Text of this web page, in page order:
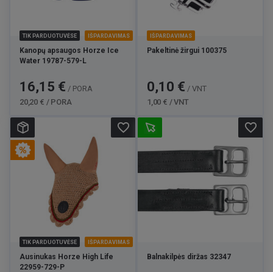
TIK PARDUOTUVĖSE IŠPARDAVIMAS
Kanopų apsaugos Horze Ice
Water 19787-579-L
Kaina
16,15 € / PORA
20,20 € / PORA
IŠPARDAVIMAS
Pakeltinė žirgui 100375
Kaina
0,10 € / VNT
1,00 € / VNT
TIK PARDUOTUVĖSE IŠPARDAVIMAS
Ausinukas Horze High Life
22959-729-P
favorite_border
Balnakilpės diržas 32347
favorite_border